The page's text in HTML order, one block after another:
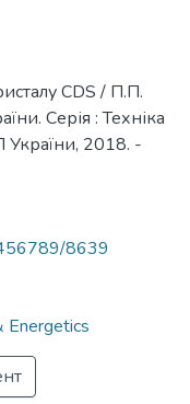
CDS / П.П.
Серія : Техніка
2018. -
8639
Energetics